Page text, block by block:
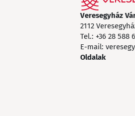
Veresegyház
2112
Tel.: +36 28 588
E-mail:
Oldalak